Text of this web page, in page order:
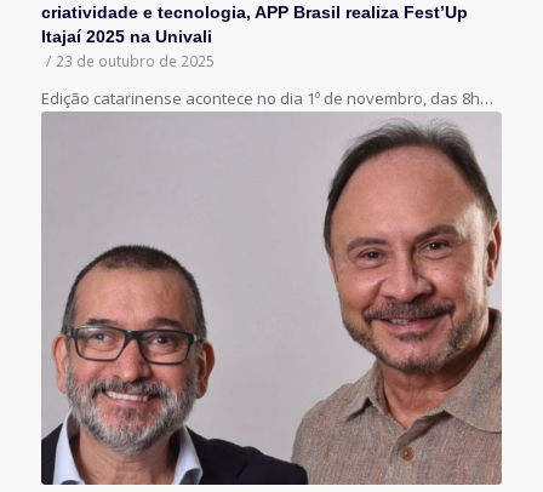
criatividade e tecnologia, APP Brasil realiza Fest’Up
Itajaí 2025 na Univali
/ 23 de outubro de 2025
Edição catarinense acontece no dia 1º de novembro, das 8h…